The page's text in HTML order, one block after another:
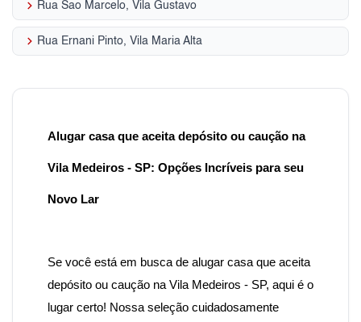
keyboard_arrow_right Rua Sao Marcelo, Vila Gustavo
keyboard_arrow_right Rua Ernani Pinto, Vila Maria Alta
Alugar casa que aceita depósito ou caução na
Vila Medeiros - SP: Opções Incríveis para seu
Novo Lar
Se você está em busca de alugar casa que aceita
depósito ou caução na Vila Medeiros - SP, aqui é o
lugar certo! Nossa seleção cuidadosamente